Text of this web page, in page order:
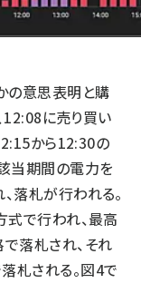
の意思表明と購
12:08に売り買い
から12:30の
当期間の電力を
落札が行われる。
式で行われ、最高
落札され、それ
札される。図4で